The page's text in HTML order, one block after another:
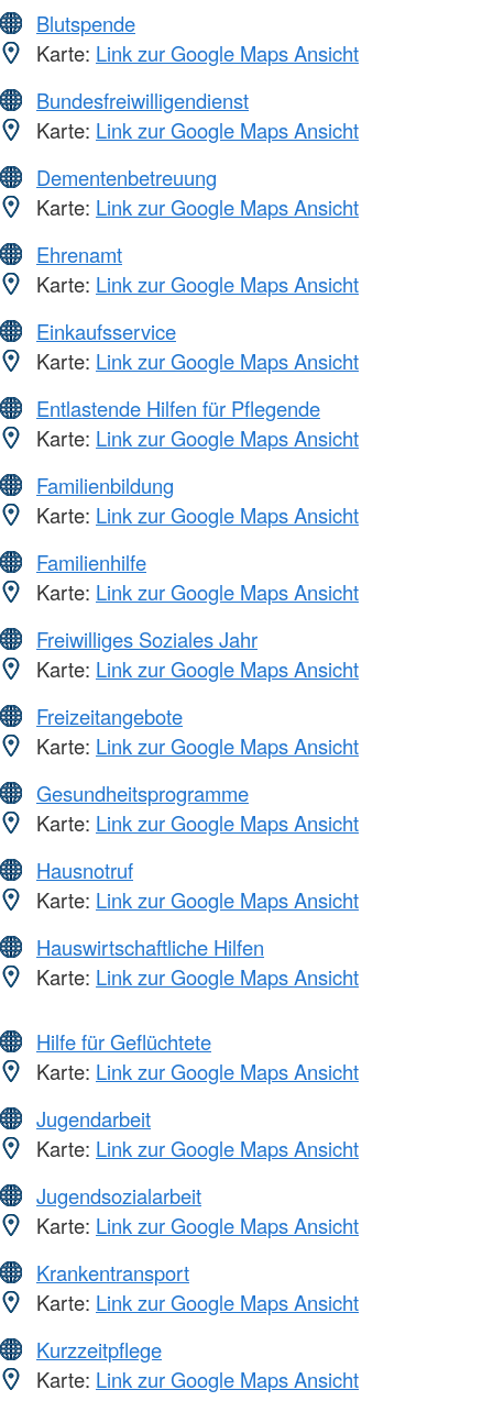
Blutspende
Karte: Link zur Google Maps Ansicht
Bundesfreiwilligendienst
Karte: Link zur Google Maps Ansicht
Dementenbetreuung
Karte: Link zur Google Maps Ansicht
Ehrenamt
Karte: Link zur Google Maps Ansicht
Einkaufsservice
Karte: Link zur Google Maps Ansicht
Entlastende Hilfen für Pflegende
Karte: Link zur Google Maps Ansicht
Familienbildung
Karte: Link zur Google Maps Ansicht
Familienhilfe
Karte: Link zur Google Maps Ansicht
Freiwilliges Soziales Jahr
Karte: Link zur Google Maps Ansicht
Freizeitangebote
Karte: Link zur Google Maps Ansicht
Gesundheitsprogramme
Karte: Link zur Google Maps Ansicht
Hausnotruf
Karte: Link zur Google Maps Ansicht
Hauswirtschaftliche Hilfen
Karte: Link zur Google Maps Ansicht
Hilfe für Geflüchtete
Karte: Link zur Google Maps Ansicht
Jugendarbeit
Karte: Link zur Google Maps Ansicht
Jugendsozialarbeit
Karte: Link zur Google Maps Ansicht
Krankentransport
Karte: Link zur Google Maps Ansicht
Kurzzeitpflege
Karte: Link zur Google Maps Ansicht